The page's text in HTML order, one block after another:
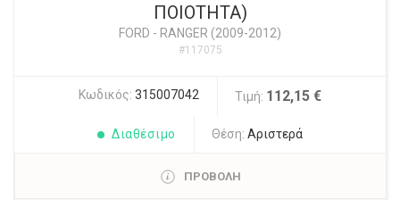
ΠΟΙΟΤΗΤΑ)
FORD - RANGER (2009-2012)
#117075
Κωδικός: 315007042 Τιμή: 112,15 €
Διαθέσιμο Θέση: Αριστερά
ΠΡΟΒΟΛΗ